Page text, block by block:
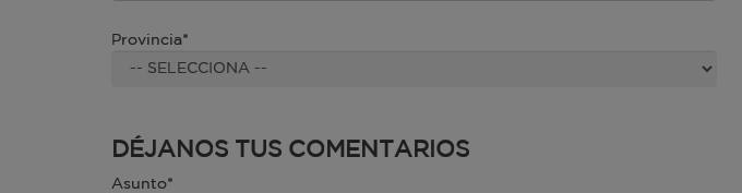
Provincia*
DÉJANOS TUS COMENTARIOS
Asunto*